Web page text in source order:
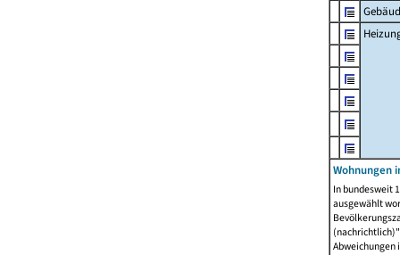
Wohnungen
In bundesweit
ausgewählt
Abweichungen